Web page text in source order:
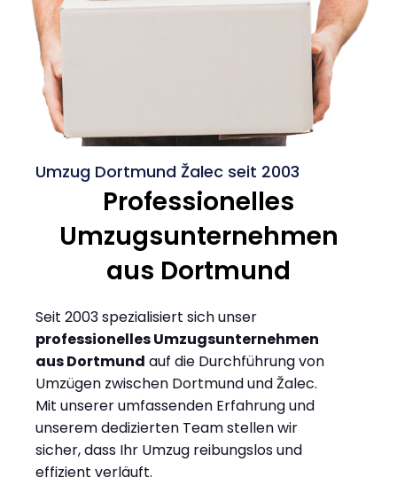
Umzug Dortmund Žalec seit 2003
Professionelles
Umzugsunternehmen
aus Dortmund
Seit 2003 spezialisiert sich unser
professionelles Umzugsunternehmen
aus Dortmund auf die Durchführung von
Umzügen zwischen Dortmund und Žalec.
Mit unserer umfassenden Erfahrung und
unserem dedizierten Team stellen wir
sicher, dass Ihr Umzug reibungslos und
effizient verläuft.